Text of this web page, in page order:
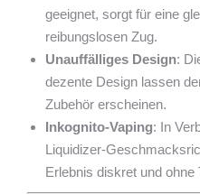
geeignet, sorgt für eine
reibungslosen Zug.
Unauffälliges Design:
dezente Design lassen
Zubehör erscheinen.
Inkognito-Vaping: In
Liquidizer-
Erlebnis diskret und